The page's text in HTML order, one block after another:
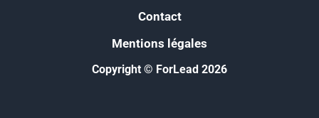
Contact
Mentions légales
Copyright © ForLead 2026